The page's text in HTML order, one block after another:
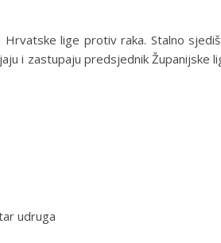
lige protiv raka. Stalno
i zastupaju predsjednik Županijske
udruga